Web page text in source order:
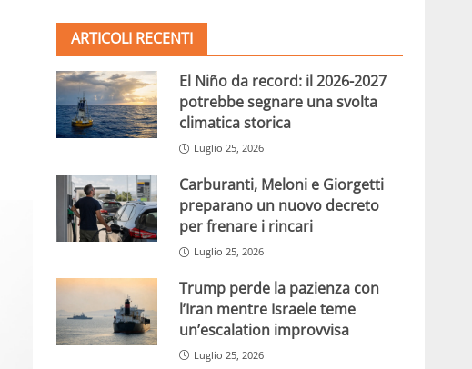
ARTICOLI RECENTI
El Niño da record: il 2026-2027
potrebbe segnare una svolta
climatica storica
Luglio 25, 2026
Carburanti, Meloni e Giorgetti
preparano un nuovo decreto
per frenare i rincari
Luglio 25, 2026
Trump perde la pazienza con
l’Iran mentre Israele teme
un’escalation improvvisa
Luglio 25, 2026